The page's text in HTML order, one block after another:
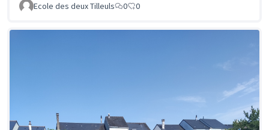
Ecole des deux Tilleuls
0 0